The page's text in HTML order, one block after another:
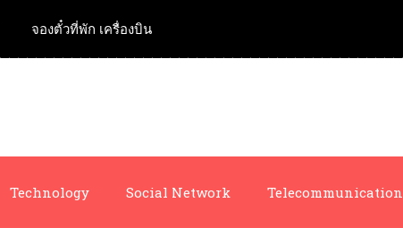
จองตั๋วที่พัก เครื่องบิน
Technology Social Network Telecommunication